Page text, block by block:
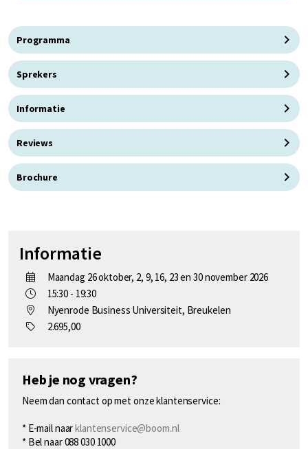
Programma
Sprekers
Informatie
Reviews
Brochure
Informatie
Maandag 26 oktober, 2, 9, 16, 23 en 30 november 2026
15:30 - 19:30
Nyenrode Business Universiteit, Breukelen
2.695,00
Heb je nog vragen?
Neem dan contact op met onze klantenservice:
* E-mail naarklantenservice@boom.nl
* Bel naar 088 030 1000